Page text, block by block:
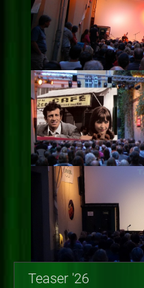
Teaser '26